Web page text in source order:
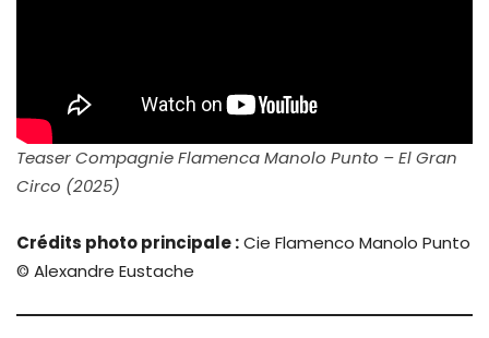
Teaser Compagnie Flamenca Manolo Punto – El Gran
Circo (2025)
Crédits photo principale :Cie Flamenco Manolo Punto
© Alexandre Eustache